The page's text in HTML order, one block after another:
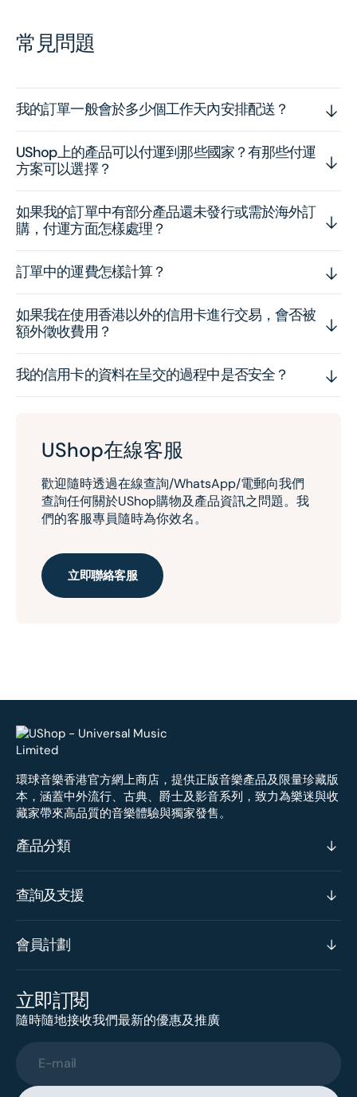
常見問題
我的訂單一般會於多少個工作天內安排配送？
UShop上的產品可以付運到那些國家？有那些付運
方案可以選擇？
如果我的訂單中有部分產品還未發行或需於海外訂
購，付運方面怎樣處理？
訂單中的運費怎樣計算？
如果我在使用香港以外的信用卡進行交易，會否被
額外徵收費用？
我的信用卡的資料在呈交的過程中是否安全？
UShop在線客服
歡迎隨時透過在線查詢/WhatsApp/電郵向我們
查詢任何關於UShop購物及產品資訊之問題。我
們的客服專員隨時為你效名。
立即聯絡客服
環球音樂香港官方網上商店，提供正版音樂產品及限量珍藏版
本，涵蓋中外流行、古典、爵士及影音系列，致力為樂迷與收
藏家帶來高品質的音樂體驗與獨家發售。
產品分類
查詢及支援
會員計劃
立即訂閱
隨時隨地接收我們最新的優惠及推廣
E-mail